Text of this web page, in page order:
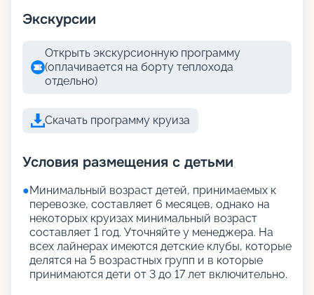
Экскурсии
Открыть экскурсионную программу
(оплачивается на борту теплохода
отдельно)
Скачать программу круиза
Условия размещения с детьми
●Минимальный возраст детей, принимаемых к
перевозке, составляет 6 месяцев, однако на
некоторых круизах минимальный возраст
составляет 1 год. Уточняйте у менеджера. На
всех лайнерах имеются детские клубы, которые
делятся на 5 возрастных групп и в которые
принимаются дети от 3 до 17 лет включительно.